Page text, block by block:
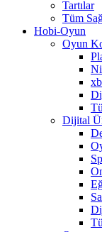
Tartılar
Tüm
Hobi-Oyun
Oyun
Dijital